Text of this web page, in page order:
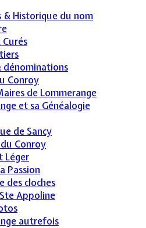
& Historique du nom
dénominations
Conroy
de Lommerange
et sa Généalogie
de Sancy
Conroy
Léger
Passion
des cloches
Appoline
autrefois